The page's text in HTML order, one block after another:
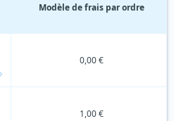
Modèle de frais par ordre
0,00 €
1,00 €